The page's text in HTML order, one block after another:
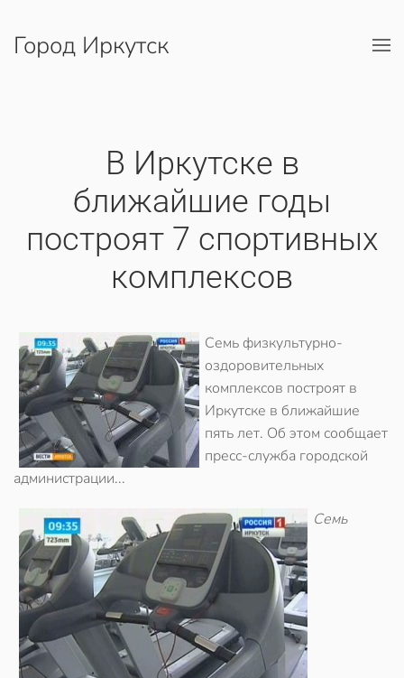
Перейти к содержимому
Город Иркутск
В Иркутске в
ближайшие годы
построят 7 спортивных
комплексов
Семь физкультурно-
оздоровительных
комплексов построят в
Иркутске в ближайшие
пять лет. Об этом сообщает
пресс-служба городской
администрации...
Семь